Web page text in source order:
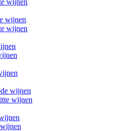
wijnen
wijnen
wijnen
wijnen